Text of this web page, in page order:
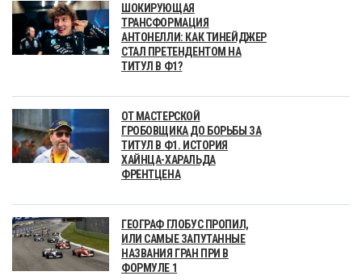
ШОКИРУЮЩАЯ
ТРАНСФОРМАЦИЯ
АНТОНЕЛЛИ: КАК ТИНЕЙДЖЕР
СТАЛ ПРЕТЕНДЕНТОМ НА
ТИТУЛ В Ф1?
ОТ МАСТЕРСКОЙ
ГРОБОВЩИКА ДО БОРЬБЫ ЗА
ТИТУЛ В Ф1. ИСТОРИЯ
ХАЙНЦА-ХАРАЛЬДА
ФРЕНТЦЕНА
ГЕОГРАФ ГЛОБУС ПРОПИЛ,
ИЛИ САМЫЕ ЗАПУТАННЫЕ
НАЗВАНИЯ ГРАН ПРИ В
ФОРМУЛЕ 1